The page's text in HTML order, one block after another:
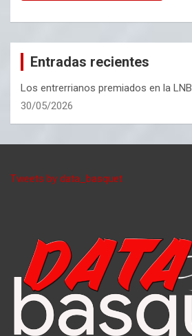
Entradas recientes
Los entrerrianos premiados en la LNB
30/05/2026
Tweets by data_basquet